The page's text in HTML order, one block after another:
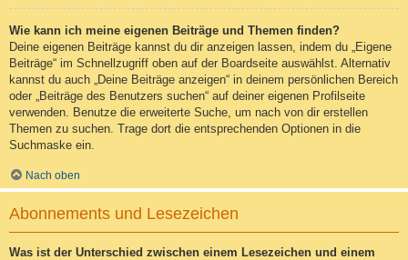
Wie kann ich meine eigenen Beiträge und Themen finden?
Deine eigenen Beiträge kannst du dir anzeigen lassen, indem du „Eigene
Beiträge“ im Schnellzugriff oben auf der Boardseite auswählst. Alternativ
kannst du auch „Deine Beiträge anzeigen“ in deinem persönlichen Bereich
oder „Beiträge des Benutzers suchen“ auf deiner eigenen Profilseite
verwenden. Benutze die erweiterte Suche, um nach von dir erstellen
Themen zu suchen. Trage dort die entsprechenden Optionen in die
Suchmaske ein.
Nach oben
Abonnements und Lesezeichen
Was ist der Unterschied zwischen einem Lesezeichen und einem